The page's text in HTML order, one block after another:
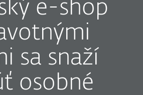
e-shop
sa snaží
osobné